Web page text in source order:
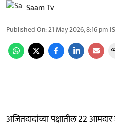
Saam Tv
Published On:21 May 2026, 8:16 pm
अजितदादांच्या पक्षातील 22